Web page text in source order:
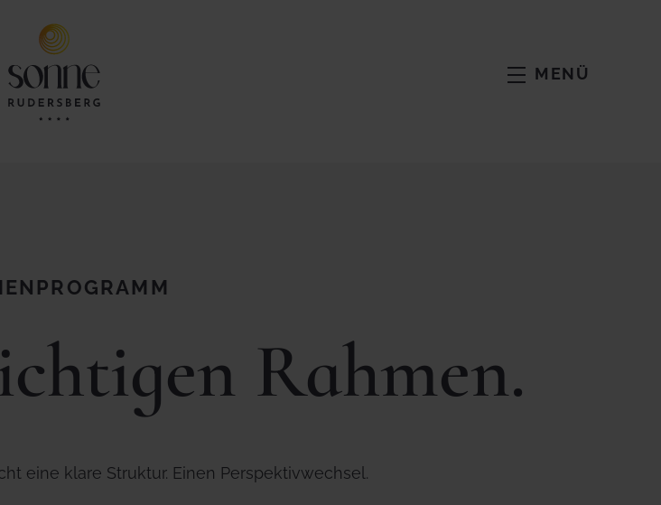
MENÜ
Rahmen.
eine klare Struktur. Einen Perspektivwechsel.